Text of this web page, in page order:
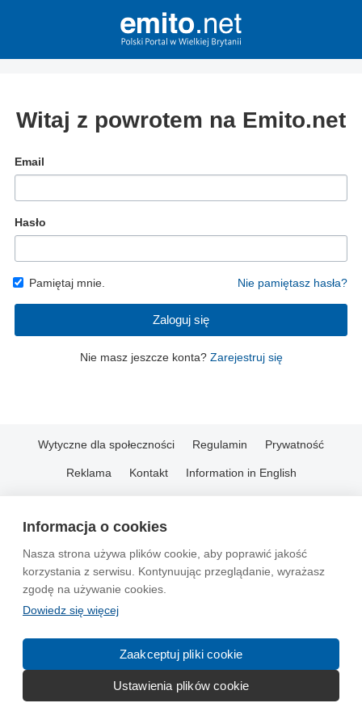
Informacja o cookies
Nasza strona używa plików cookie, aby poprawić jakość
korzystania z serwisu. Kontynuując przeglądanie, wyrażasz
zgodę na używanie cookies.
Dowiedz się więcej
Zaakceptuj pliki cookie
Ustawienia plików cookie
Witaj z powrotem na Emito.net
Email
Hasło
Pamiętaj mnie. Nie pamiętasz hasła?
Zaloguj się
Nie masz jeszcze konta? Zarejestruj się
Wytyczne dla społeczności Regulamin Prywatność
Reklama Kontakt Information in English